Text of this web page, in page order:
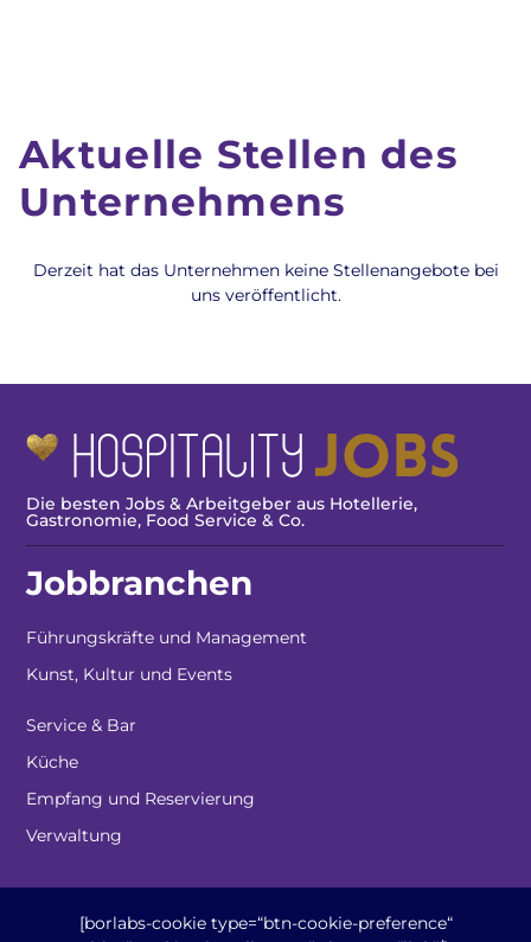
Aktuelle Stellen des
Unternehmens
Derzeit hat das Unternehmen keine Stellenangebote bei
uns veröffentlicht.
Die besten Jobs & Arbeitgeber aus Hotellerie,
Gastronomie, Food Service & Co.
Jobbranchen
Führungskräfte und Management
Kunst, Kultur und Events
Service & Bar
Küche
Empfang und Reservierung
Verwaltung
[borlabs-cookie type=“btn-cookie-preference“